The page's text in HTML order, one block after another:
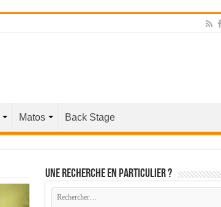
Matos Back Stage
Une recherche en particulier ?